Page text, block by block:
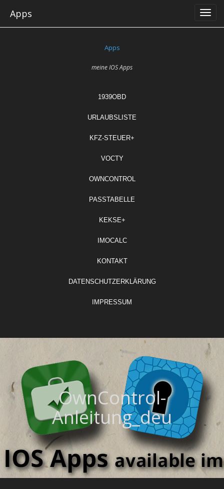
Apps
Apps
meine IOS Apps
1939OBD
URLAUBSLISTE
KFZ-STEUER+
VOCTY
OWNCONTROL
PASSTABELLE
KEKSE+
IMOCALC
KONTAKT
DATENSCHUTZERKLÄRUNG
IMPRESSUM
OwnControl-
Anleitung_deu